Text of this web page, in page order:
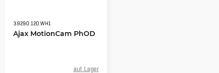
39290.120.WH1
Ajax MotionCam PhOD
auf Lager